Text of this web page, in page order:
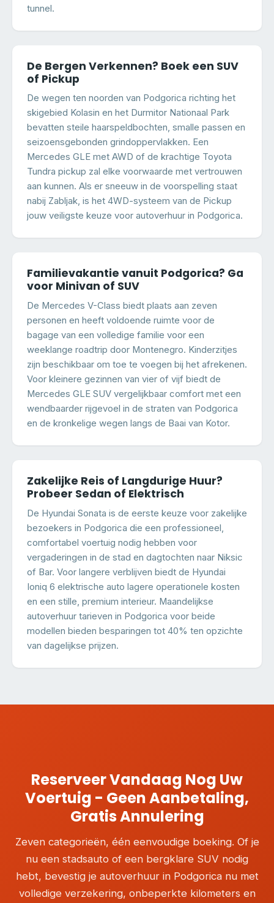
tunnel.
De Bergen Verkennen? Boek een SUV
of Pickup
De wegen ten noorden van Podgorica richting het
skigebied Kolasin en het Durmitor Nationaal Park
bevatten steile haarspeldbochten, smalle passen en
seizoensgebonden grindoppervlakken. Een
Mercedes GLE met AWD of de krachtige Toyota
Tundra pickup zal elke voorwaarde met vertrouwen
aan kunnen. Als er sneeuw in de voorspelling staat
nabij Zabljak, is het 4WD-systeem van de Pickup
jouw veiligste keuze voor autoverhuur in Podgorica.
Familievakantie vanuit Podgorica? Ga
voor Minivan of SUV
De Mercedes V-Class biedt plaats aan zeven
personen en heeft voldoende ruimte voor de
bagage van een volledige familie voor een
weeklange roadtrip door Montenegro. Kinderzitjes
zijn beschikbaar om toe te voegen bij het afrekenen.
Voor kleinere gezinnen van vier of vijf biedt de
Mercedes GLE SUV vergelijkbaar comfort met een
wendbaarder rijgevoel in de straten van Podgorica
en de kronkelige wegen langs de Baai van Kotor.
Zakelijke Reis of Langdurige Huur?
Probeer Sedan of Elektrisch
De Hyundai Sonata is de eerste keuze voor zakelijke
bezoekers in Podgorica die een professioneel,
comfortabel voertuig nodig hebben voor
vergaderingen in de stad en dagtochten naar Niksic
of Bar. Voor langere verblijven biedt de Hyundai
Ioniq 6 elektrische auto lagere operationele kosten
en een stille, premium interieur. Maandelijkse
autoverhuur tarieven in Podgorica voor beide
modellen bieden besparingen tot 40% ten opzichte
van dagelijkse prijzen.
Reserveer Vandaag Nog Uw
Voertuig - Geen Aanbetaling,
Gratis Annulering
Zeven categorieën, één eenvoudige boeking. Of je
nu een stadsauto of een bergklare SUV nodig
hebt, bevestig je autoverhuur in Podgorica nu met
volledige verzekering, onbeperkte kilometers en